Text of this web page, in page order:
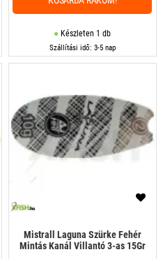
Készleten 1 db
Szállítási idő: 3-5 nap
Mistrall Laguna Szürke Fehér
Mintás Kanál Villantó 3-as 15Gr